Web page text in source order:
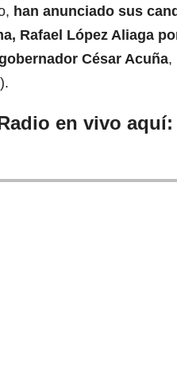
han anunciado sus
, Rafael López Aliaga
César Acuña,
en vivo aquí: